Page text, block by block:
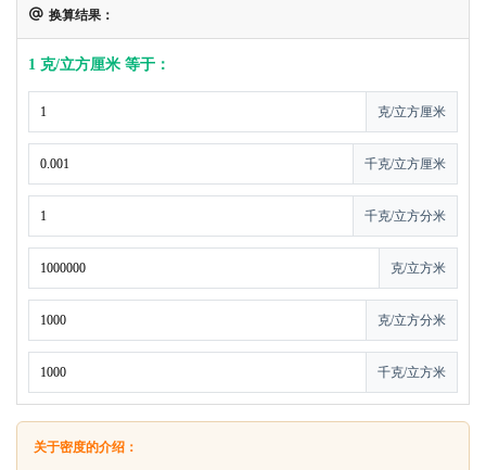
换算结果：
1 克/立方厘米 等于：
克/立方厘米
千克/立方厘米
千克/立方分米
克/立方米
克/立方分米
千克/立方米
关于密度的介绍：